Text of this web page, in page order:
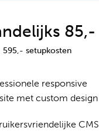
85,-
595,- setupkosten
responsive
met custom design
CMS